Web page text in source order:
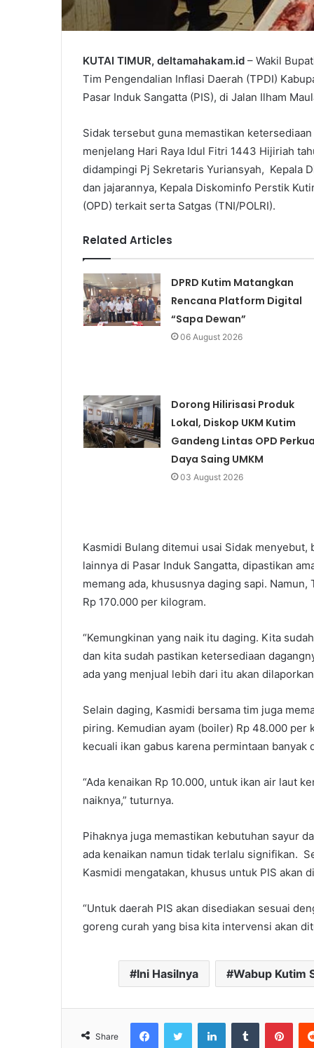
KUTAI TIMUR, deltamahakam.id – Wakil
Tim Pengendalian Inflasi Daerah (TPDI)
Pasar Induk Sangatta (PIS), di Jalan Ilham
Sidak tersebut guna memastikan
menjelang Hari Raya Idul Fitri 1443 Hijiriah
didampingi Pj Sekretaris Yuriansyah, Kepala
dan jajarannya, Kepala Diskominfo Perstik
(OPD) terkait serta Satgas (TNI/POLRI).
Related Articles
DPRD Kutim Matangkan
Rencana Platform Digital
“Sapa Dewan”
06 August 2026
Dorong Hilirisasi Produk
Lokal, Diskop UKM Kutim
Gandeng Lintas OPD
Daya Saing UMKM
03 August 2026
Kasmidi Bulang ditemui usai Sidak
lainnya di Pasar Induk Sangatta, dipastikan
memang ada, khususnya daging sapi.
Rp 170.000 per kilogram.
“Kemungkinan yang naik itu daging. Kita
dan kita sudah pastikan ketersediaan
ada yang menjual lebih dari itu akan
Selain daging, Kasmidi bersama tim juga
piring. Kemudian ayam (boiler) Rp 48.000 per
kecuali ikan gabus karena permintaan banyak
“Ada kenaikan Rp 10.000, untuk ikan air laut
naiknya,” tuturnya.
Pihaknya juga memastikan kebutuhan sayur
ada kenaikan namun tidak terlalu signifikan.
Kasmidi mengatakan, khusus untuk PIS akan
“Untuk daerah PIS akan disediakan sesuai
goreng curah yang bisa kita intervensi akan
Ini Hasilnya Wabup Kutim
Share